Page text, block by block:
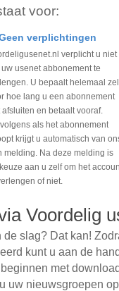
voor:
verplichtingen
verplicht u niet
usenet abbonement te
U bepaalt helemaal
hoe lang u een abonnement
afsluiten en betaalt vooraf.
als het abonnement
krijgt u automatisch van
melding. Na deze melding is
aan u zelf om het
of niet.
Voordelig
de slag? Dat kan!
kunt u aan de
met
uw nieuwsgroepen